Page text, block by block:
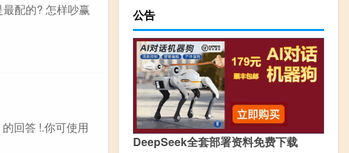
配的? 怎样吵赢
回答 !.你可使用
公告
DeepSeek全套部署资料免费下载